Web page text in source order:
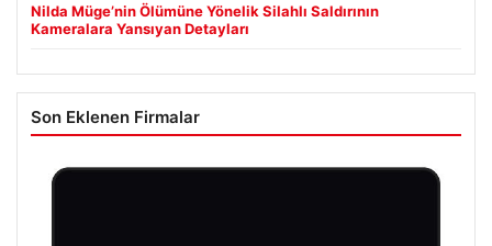
Nilda Müge’nin Ölümüne Yönelik Silahlı Saldırının
Kameralara Yansıyan Detayları
Son Eklenen Firmalar